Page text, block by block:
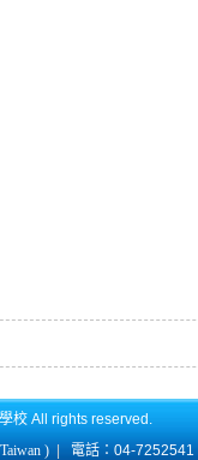
校 All rights reserved.
) 電話：04-7252541